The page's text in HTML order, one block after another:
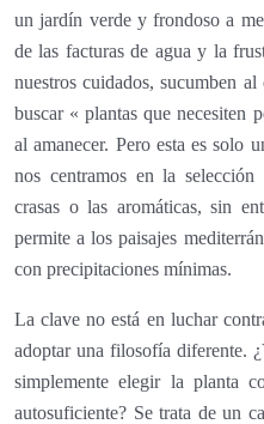
un jardín verde y frondoso a
de las facturas de agua y la
nuestros cuidados, sucumben
buscar « plantas que necesiten
al amanecer. Pero esta es solo
nos centramos en la
crasas o las aromáticas, sin
permite a los paisajes
con precipitaciones mínimas.
La clave no está en luchar
adoptar una filosofía diferente.
simplemente elegir la planta
autosuficiente? Se trata de un